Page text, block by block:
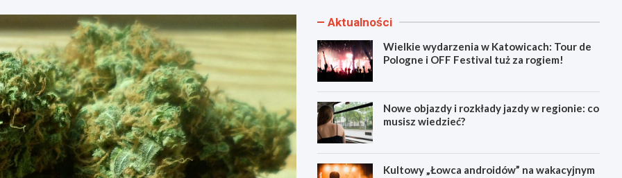
Aktualności
Wielkie wydarzenia w Katowicach: Tour de
Pologne i OFF Festival tuż za rogiem!
Nowe objazdy i rozkłady jazdy w regionie: co
musisz wiedzieć?
Kultowy „Łowca androidów” na wakacyjnym